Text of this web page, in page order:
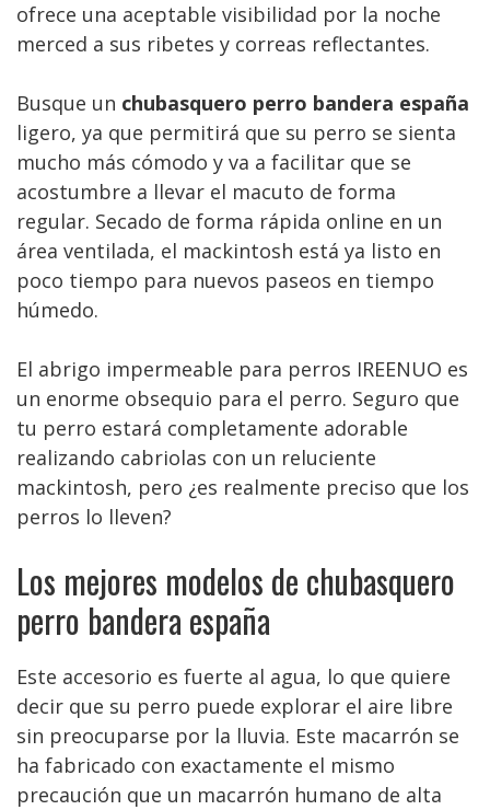
ofrece una aceptable visibilidad por la noche
merced a sus ribetes y correas reflectantes.
Busque un chubasquero perro bandera españa
ligero, ya que permitirá que su perro se sienta
mucho más cómodo y va a facilitar que se
acostumbre a llevar el macuto de forma
regular. Secado de forma rápida online en un
área ventilada, el mackintosh está ya listo en
poco tiempo para nuevos paseos en tiempo
húmedo.
El abrigo impermeable para perros IREENUO es
un enorme obsequio para el perro. Seguro que
tu perro estará completamente adorable
realizando cabriolas con un reluciente
mackintosh, pero ¿es realmente preciso que los
perros lo lleven?
Los mejores modelos de chubasquero
perro bandera españa
Este accesorio es fuerte al agua, lo que quiere
decir que su perro puede explorar el aire libre
sin preocuparse por la lluvia. Este macarrón se
ha fabricado con exactamente el mismo
precaución que un macarrón humano de alta